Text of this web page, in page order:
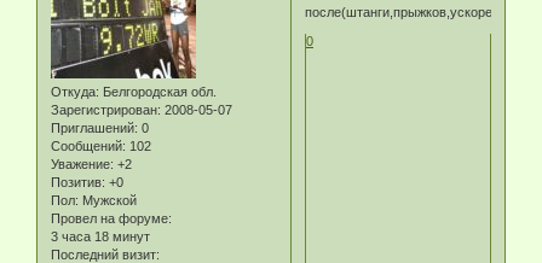
Откуда: Белгородская обл.
Зарегистрирован: 2008-05-07
Приглашений: 0
Сообщений: 102
Уважение: +2
Позитив: +0
Пол: Мужской
Провел на форуме:
3 часа 18 минут
Последний визит:
после(штанги,прыжков,ускорений)
0